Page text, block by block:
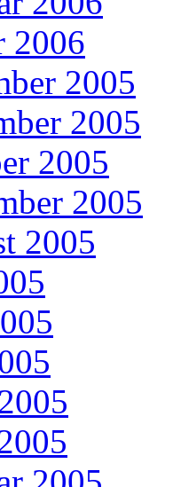
2006
2005
2005
2005
2005
2005